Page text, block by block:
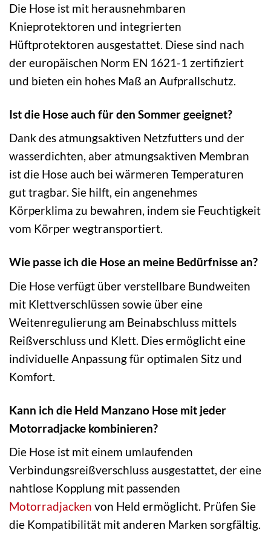
Die Hose ist mit herausnehmbaren
Knieprotektoren und integrierten
Hüftprotektoren ausgestattet. Diese sind nach
der europäischen Norm EN 1621-1 zertifiziert
und bieten ein hohes Maß an Aufprallschutz.
Ist die Hose auch für den Sommer geeignet?
Dank des atmungsaktiven Netzfutters und der
wasserdichten, aber atmungsaktiven Membran
ist die Hose auch bei wärmeren Temperaturen
gut tragbar. Sie hilft, ein angenehmes
Körperklima zu bewahren, indem sie Feuchtigkeit
vom Körper wegtransportiert.
Wie passe ich die Hose an meine Bedürfnisse an?
Die Hose verfügt über verstellbare Bundweiten
mit Klettverschlüssen sowie über eine
Weitenregulierung am Beinabschluss mittels
Reißverschluss und Klett. Dies ermöglicht eine
individuelle Anpassung für optimalen Sitz und
Komfort.
Kann ich die Held Manzano Hose mit jeder
Motorradjacke kombinieren?
Die Hose ist mit einem umlaufenden
Verbindungsreißverschluss ausgestattet, der eine
nahtlose Kopplung mit passenden
Motorradjacken von Held ermöglicht. Prüfen Sie
die Kompatibilität mit anderen Marken sorgfältig.